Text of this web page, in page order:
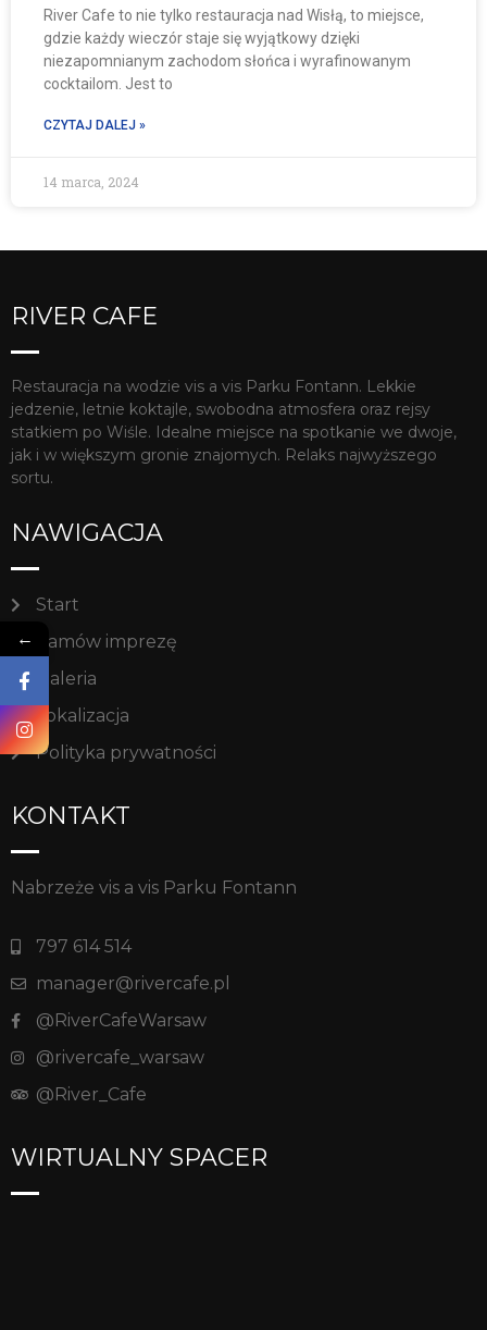
River Cafe to nie tylko restauracja nad Wisłą, to miejsce,
gdzie każdy wieczór staje się wyjątkowy dzięki
niezapomnianym zachodom słońca i wyrafinowanym
cocktailom. Jest to
CZYTAJ DALEJ »
14 marca, 2024
RIVER CAFE
Restauracja na wodzie vis a vis Parku Fontann. Lekkie
jedzenie, letnie koktajle, swobodna atmosfera oraz rejsy
statkiem po Wiśle. Idealne miejsce na spotkanie we dwoje,
jak i w większym gronie znajomych. Relaks najwyższego
sortu.
NAWIGACJA
Start
Zamów imprezę
Galeria
Lokalizacja
Polityka prywatności
KONTAKT
Nabrzeże vis a vis Parku Fontann
797 614 514
manager@rivercafe.pl
@RiverCafeWarsaw
@rivercafe_warsaw
@River_Cafe
WIRTUALNY SPACER
←